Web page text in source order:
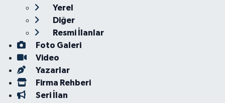
Yerel
Diğer
Resmi İlanlar
Foto Galeri
Video
Yazarlar
Firma Rehberi
Seri İlan